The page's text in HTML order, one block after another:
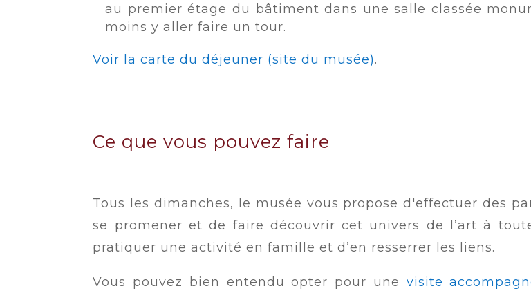
au premier étage du bâtiment dans une salle classée
moins y aller faire un tour.
Voir la carte du déjeuner (site du musée).
Ce que vous pouvez faire
Tous les dimanches, le musée vous propose d'effectuer des
se promener et de faire découvrir cet univers de l’art à
pratiquer une activité en famille et d’en resserrer les liens.
Vous pouvez bien entendu opter pour une visite